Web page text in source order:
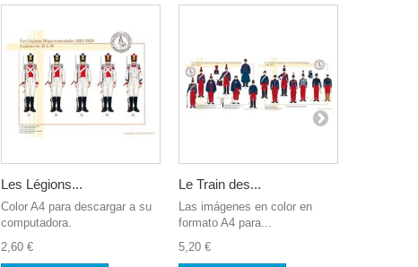
Les Légions...
Color A4 para descargar a su
computadora.
2,60 €
Le Train des...
Las imágenes en color en
formato A4 para...
5,20 €